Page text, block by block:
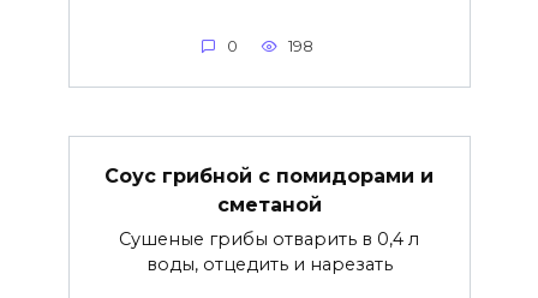
0 198
Соус грибной с помидорами и
сметаной
Сушеные грибы отварить в 0,4 л
воды, отцедить и нарезать